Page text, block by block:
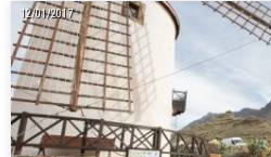
12/01/2017